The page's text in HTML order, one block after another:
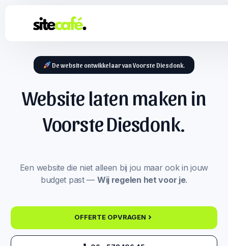
De website ontwikkelaar van Voorste Diesdonk.
Website laten maken in
Voorste Diesdonk.
Een website die niet alleen bij jou maar ook in jouw
budget past — Wij regelen het voor je.
OFFERTE OPVRAGEN